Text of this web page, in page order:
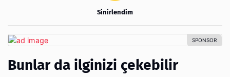
Sinirlendim
Bunlar da ilginizi çekebilir